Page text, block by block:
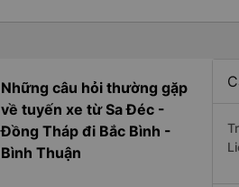
Những câu hỏi thường gặp
về tuyến xe từ Sa Đéc -
Đồng Tháp đi Bắc Bình -
Bình Thuận